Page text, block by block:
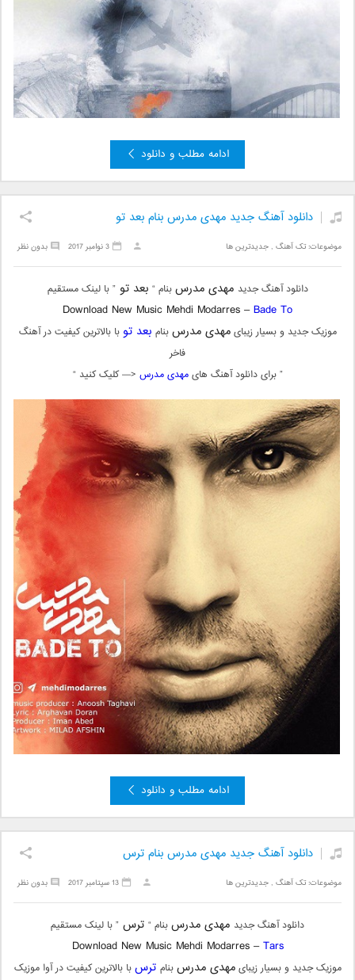
ادامه مطلب و دانلود
دانلود آهنگ جدید مهدی مدرس بنام بعد تو
موضوعات:تک آهنگ ,جدیدترین ها بدون نظر 3 نوامبر 2017
دانلود آهنگ جدید مهدی مدرسبنام “ بعد تو” با لینک مستقیم
Download New Music Mehdi Modarres –Bade To
موزیک جدید و بسیار زیبایمهدی مدرسبنام بعد تو با بالاترین کیفیت در آهنگ
فاخر
” برای دانلود آهنگ هایمهدی مدرس <— کلیک کنید “
ادامه مطلب و دانلود
دانلود آهنگ جدید مهدی مدرس بنام ترس
موضوعات:تک آهنگ ,جدیدترین ها بدون نظر 13 سپتامبر 2017
دانلود آهنگ جدید مهدی مدرسبنام “ ترس ” با لینک مستقیم
Download New Music Mehdi Modarres –Tars
موزیک جدید و بسیار زیبایمهدی مدرسبنام ترسبا بالاترین کیفیت در آوا موزیک